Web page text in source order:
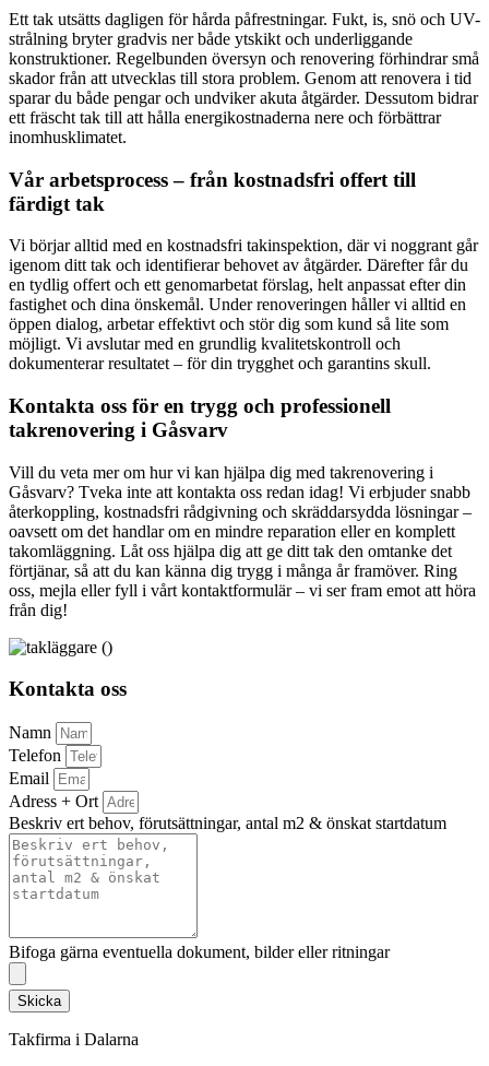
Ett tak utsätts dagligen för hårda påfrestningar. Fukt, is, snö och UV-
strålning bryter gradvis ner både ytskikt och underliggande
konstruktioner. Regelbunden översyn och renovering förhindrar små
skador från att utvecklas till stora problem. Genom att renovera i tid
sparar du både pengar och undviker akuta åtgärder. Dessutom bidrar
ett fräscht tak till att hålla energikostnaderna nere och förbättrar
inomhusklimatet.
Vår arbetsprocess – från kostnadsfri offert till
färdigt tak
Vi börjar alltid med en kostnadsfri takinspektion, där vi noggrant går
igenom ditt tak och identifierar behovet av åtgärder. Därefter får du
en tydlig offert och ett genomarbetat förslag, helt anpassat efter din
fastighet och dina önskemål. Under renoveringen håller vi alltid en
öppen dialog, arbetar effektivt och stör dig som kund så lite som
möjligt. Vi avslutar med en grundlig kvalitetskontroll och
dokumenterar resultatet – för din trygghet och garantins skull.
Kontakta oss för en trygg och professionell
takrenovering i Gåsvarv
Vill du veta mer om hur vi kan hjälpa dig med takrenovering i
Gåsvarv? Tveka inte att kontakta oss redan idag! Vi erbjuder snabb
återkoppling, kostnadsfri rådgivning och skräddarsydda lösningar –
oavsett om det handlar om en mindre reparation eller en komplett
takomläggning. Låt oss hjälpa dig att ge ditt tak den omtanke det
förtjänar, så att du kan känna dig trygg i många år framöver. Ring
oss, mejla eller fyll i vårt kontaktformulär – vi ser fram emot att höra
från dig!
Kontakta oss
Namn
Telefon
Email
Adress + Ort
Beskriv ert behov, förutsättningar, antal m2 & önskat startdatum
Bifoga gärna eventuella dokument, bilder eller ritningar
Skicka
Takfirma i Dalarna